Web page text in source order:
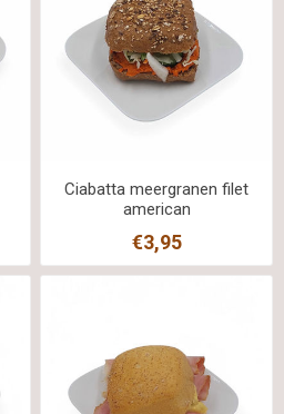
Ciabatta meergranen filet
american
€3,95